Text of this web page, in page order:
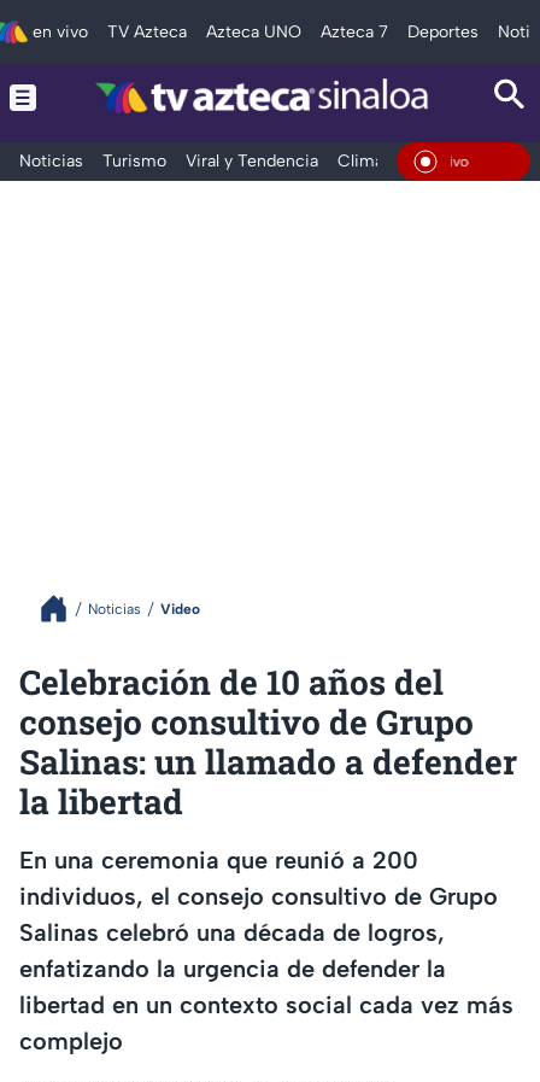
en vivo TV Azteca Azteca UNO Azteca 7 Deportes
Noticias Turismo Viral y Tendencia Clima Deportes En
Noticias Video
Celebración de 10 años del
consejo consultivo de Grupo
Salinas: un llamado a defender
la libertad
En una ceremonia que reunió a 200
individuos, el consejo consultivo de Grupo
Salinas celebró una década de logros,
enfatizando la urgencia de defender la
libertad en un contexto social cada vez más
complejo